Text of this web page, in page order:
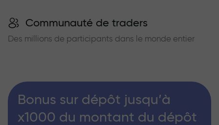
Communauté de traders
Des millions de participants dans le monde entier
Bonus sur dépôt jusqu’à
x1000 du montant du dépôt